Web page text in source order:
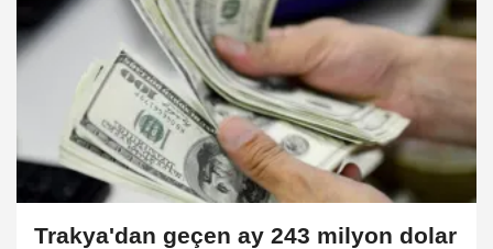
Trakya'dan geçen ay 243 milyon dolar